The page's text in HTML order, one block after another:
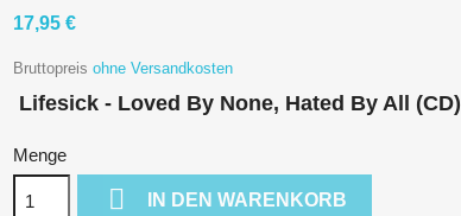
17,95 €
Bruttopreis ohne Versandkosten
Lifesick - Loved By None, Hated By All (CD)
Menge
 IN DEN WARENKORB